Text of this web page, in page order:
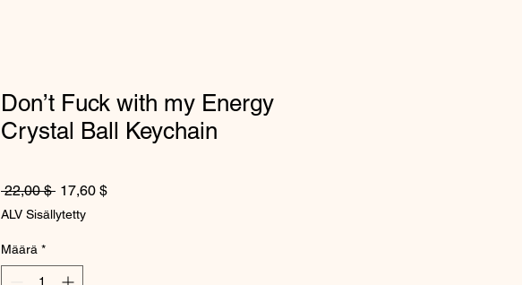
Don’t Fuck with my Energy
Crystal Ball Keychain
22,00 $ Normaali hinta
17,60 $Alehinta
ALV Sisällytetty
Määrä *